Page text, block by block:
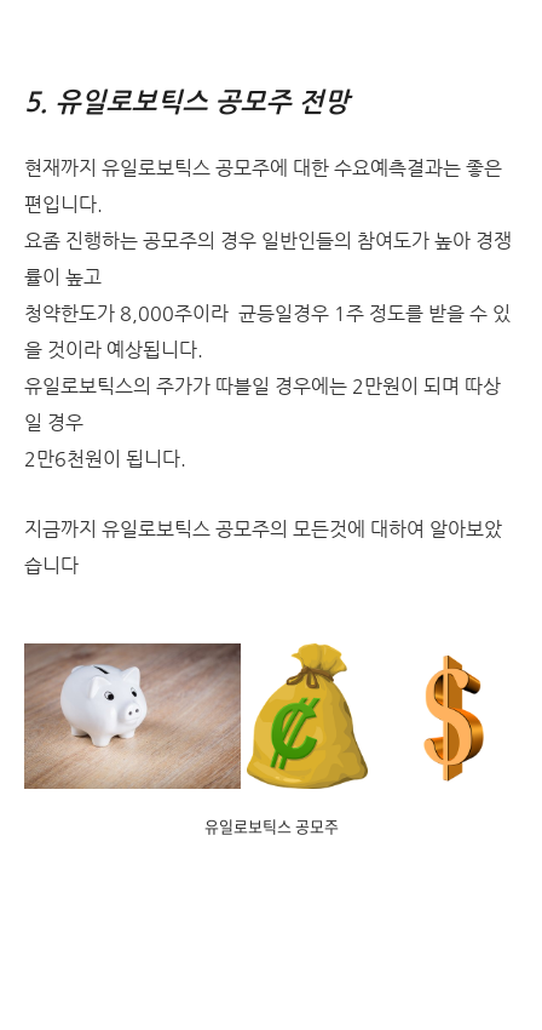
5. 유일로보틱스 공모주 전망
현재까지 유일로보틱스 공모주에 대한 수요예측결과는 좋은
편입니다.
요좀 진행하는 공모주의 경우 일반인들의 참여도가 높아 경쟁
률이 높고
청약한도가 8,000주이라 균등일경우 1주 정도를 받을 수 있
을 것이라 예상됩니다.
유일로보틱스의 주가가 따블일 경우에는 2만원이 되며 따상
일 경우
2만6천원이 됩니다.
지금까지 유일로보틱스 공모주의 모든것에 대하여 알아보았
습니다
유일로보틱스 공모주